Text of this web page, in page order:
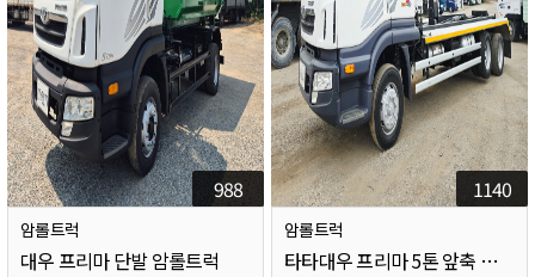
988
암롤트럭
대우 프리마 단발 암롤트럭
1140
암롤트럭
타타대우 프리마 5톤 앞축 암롤트럭